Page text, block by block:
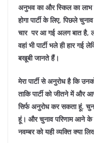
अनुभव का और स्किल का लाभ
होगा पार्टी के लिए, पिछले
चार पर आ गई अलग बात है,
वहां भी पार्टी भले ही हार
बखूबी जानते हैं।
मेरा पार्टी से अनुरोध है कि
ताकि पार्टी को जीतने में और
सिर्फ अनुरोध कर सकता हूं,
हूं। और चुनाव परिणाम आने के
नवम्बर को यही व्यक्ति क्या